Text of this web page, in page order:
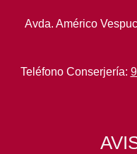
Avda. Américo
Teléfono Conserjería: